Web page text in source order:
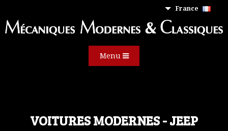
France
Menu
VOITURES MODERNES - JEEP